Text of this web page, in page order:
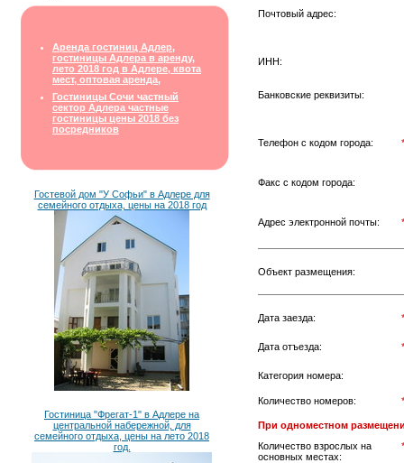
Аренда гостиниц Адлер,
гостиницы Адлера в аренду,
лето 2018 год в Адлере, квота
мест, оптовая аренда,
Гостиницы Сочи частный
сектор Адлера частные
гостиницы цены 2018 без
посредников
Гостевой дом "У Софьи" в Адлере для
семейного отдыха, цены на 2018 год
Гостиница "Фрегат-1" в Адлере на
центральной набережной, для
семейного отдыха, цены на лето 2018
год.
Почтовый адрес:
ИНН:
Банковские реквизиты:
Телефон с кодом города: *
Факс с кодом города:
Адрес электронной почты: *
Объект размещения:
Дата заезда: *
Дата отъезда: *
Категория номера:
Количество номеров: *
При одноместном
Количество взрослых на
основных местах:
*